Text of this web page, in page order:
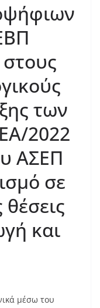
των
2022
ΑΣΕΠ
σε
θέσεις
και
μέσω του